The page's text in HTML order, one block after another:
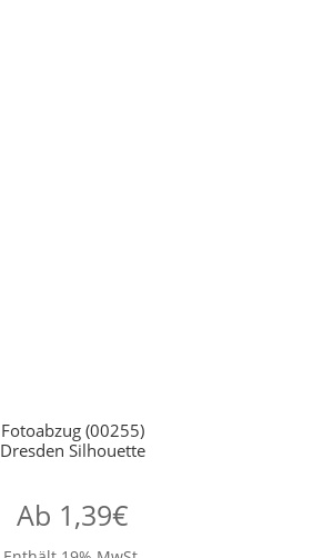
Fotoabzug (00255)
Dresden Silhouette
Ab 1,39€